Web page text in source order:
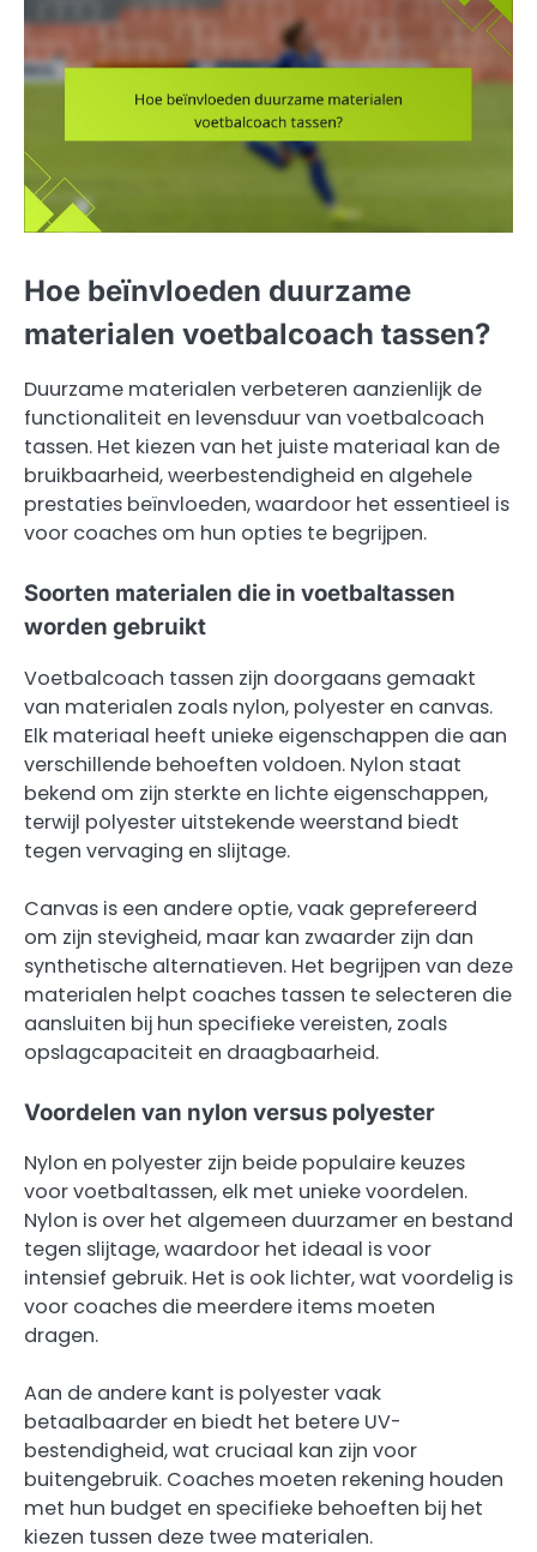
Hoe beïnvloeden duurzame
materialen voetbalcoach tassen?
Duurzame materialen verbeteren aanzienlijk de
functionaliteit en levensduur van voetbalcoach
tassen. Het kiezen van het juiste materiaal kan de
bruikbaarheid, weerbestendigheid en algehele
prestaties beïnvloeden, waardoor het essentieel is
voor coaches om hun opties te begrijpen.
Soorten materialen die in voetbaltassen
worden gebruikt
Voetbalcoach tassen zijn doorgaans gemaakt
van materialen zoals nylon, polyester en canvas.
Elk materiaal heeft unieke eigenschappen die aan
verschillende behoeften voldoen. Nylon staat
bekend om zijn sterkte en lichte eigenschappen,
terwijl polyester uitstekende weerstand biedt
tegen vervaging en slijtage.
Canvas is een andere optie, vaak geprefereerd
om zijn stevigheid, maar kan zwaarder zijn dan
synthetische alternatieven. Het begrijpen van deze
materialen helpt coaches tassen te selecteren die
aansluiten bij hun specifieke vereisten, zoals
opslagcapaciteit en draagbaarheid.
Voordelen van nylon versus polyester
Nylon en polyester zijn beide populaire keuzes
voor voetbaltassen, elk met unieke voordelen.
Nylon is over het algemeen duurzamer en bestand
tegen slijtage, waardoor het ideaal is voor
intensief gebruik. Het is ook lichter, wat voordelig is
voor coaches die meerdere items moeten
dragen.
Aan de andere kant is polyester vaak
betaalbaarder en biedt het betere UV-
bestendigheid, wat cruciaal kan zijn voor
buitengebruik. Coaches moeten rekening houden
met hun budget en specifieke behoeften bij het
kiezen tussen deze twee materialen.